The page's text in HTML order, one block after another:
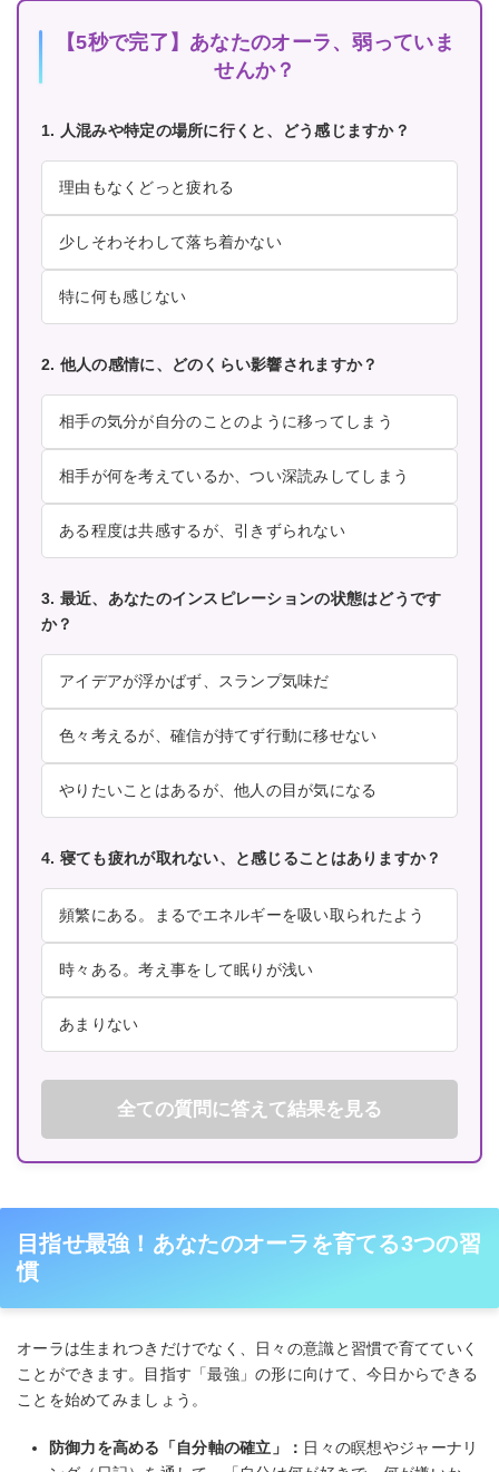
【5秒で完了】あなたのオーラ、弱っていま
せんか？
1. 人混みや特定の場所に行くと、どう感じますか？
理由もなくどっと疲れる
少しそわそわして落ち着かない
特に何も感じない
2. 他人の感情に、どのくらい影響されますか？
相手の気分が自分のことのように移ってしまう
相手が何を考えているか、つい深読みしてしまう
ある程度は共感するが、引きずられない
3. 最近、あなたのインスピレーションの状態はどうです
か？
アイデアが浮かばず、スランプ気味だ
色々考えるが、確信が持てず行動に移せない
やりたいことはあるが、他人の目が気になる
4. 寝ても疲れが取れない、と感じることはありますか？
頻繁にある。まるでエネルギーを吸い取られたよう
時々ある。考え事をして眠りが浅い
あまりない
全ての質問に答えて結果を見る
目指せ最強！あなたのオーラを育てる3つの習
慣
オーラは生まれつきだけでなく、日々の意識と習慣で育てていく
ことができます。目指す「最強」の形に向けて、今日からできる
ことを始めてみましょう。
防御力を高める「自分軸の確立」： 日々の瞑想やジャーナリ